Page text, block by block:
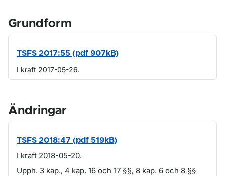
Grundform
TSFS 2017:55 (pdf 907kB)
I kraft 2017-05-26.
Ändringar
TSFS 2018:47 (pdf 519kB)
I kraft 2018-05-20.
Upph. 3 kap., 4 kap. 16 och 17 §§, 8 kap. 6 och 8 §§